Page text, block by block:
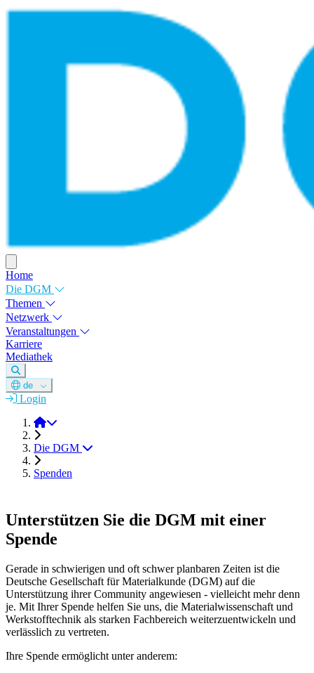
Home
Die DGM
Themen
Netzwerk
Veranstaltungen
Karriere
Mediathek
de
Login
DGM e.V.
Die DGM
Spenden
Unterstützen Sie die DGM mit einer
Spende
Gerade in schwierigen und oft schwer planbaren Zeiten ist die
Deutsche Gesellschaft für Materialkunde (DGM) auf die
Unterstützung ihrer Community angewiesen - vielleicht mehr denn
je. Mit Ihrer Spende helfen Sie uns, die Materialwissenschaft und
Werkstofftechnik als starken Fachbereich weiterzuentwickeln und
verlässlich zu vertreten.
Ihre Spende ermöglicht unter anderem: